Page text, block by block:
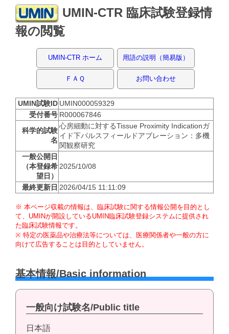
UMIN-CTR 臨床試験登録情
報の閲覧
UMIN-CTR ホーム 用語の説明（簡易版）
ＦＡＱ お問い合わせ
UMIN試験ID UMIN000059329
受付番号 R000067846
科学的試験
名
心房細動に対するTissue Proximity Indicationガ
イド下パルスフィールドアブレーション：多機
関観察研究
一般公開日
（本登録希
望日）
2025/10/08
最終更新日 2026/04/15 11:11:09
※ 本ページ収載の情報は、臨床試験に関する情報公開を目的とし
て、UMINが開設しているUMIN臨床試験登録システムに提供され
た臨床試験情報です。
※ 特定の医薬品や治療法等については、医療関係者や一般の方に
向けて広告することは目的としていません。
基本情報/Basic information
一般向け試験名/Public title
日本語